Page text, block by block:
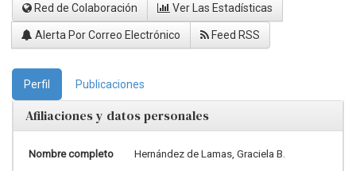
Red de Colaboración Ver Las Estadísticas
Alerta Por Correo Electrónico Feed RSS
Perfil Publicaciones
Afiliaciones y datos personales
Nombre completo Hernández de Lamas, Graciela B.